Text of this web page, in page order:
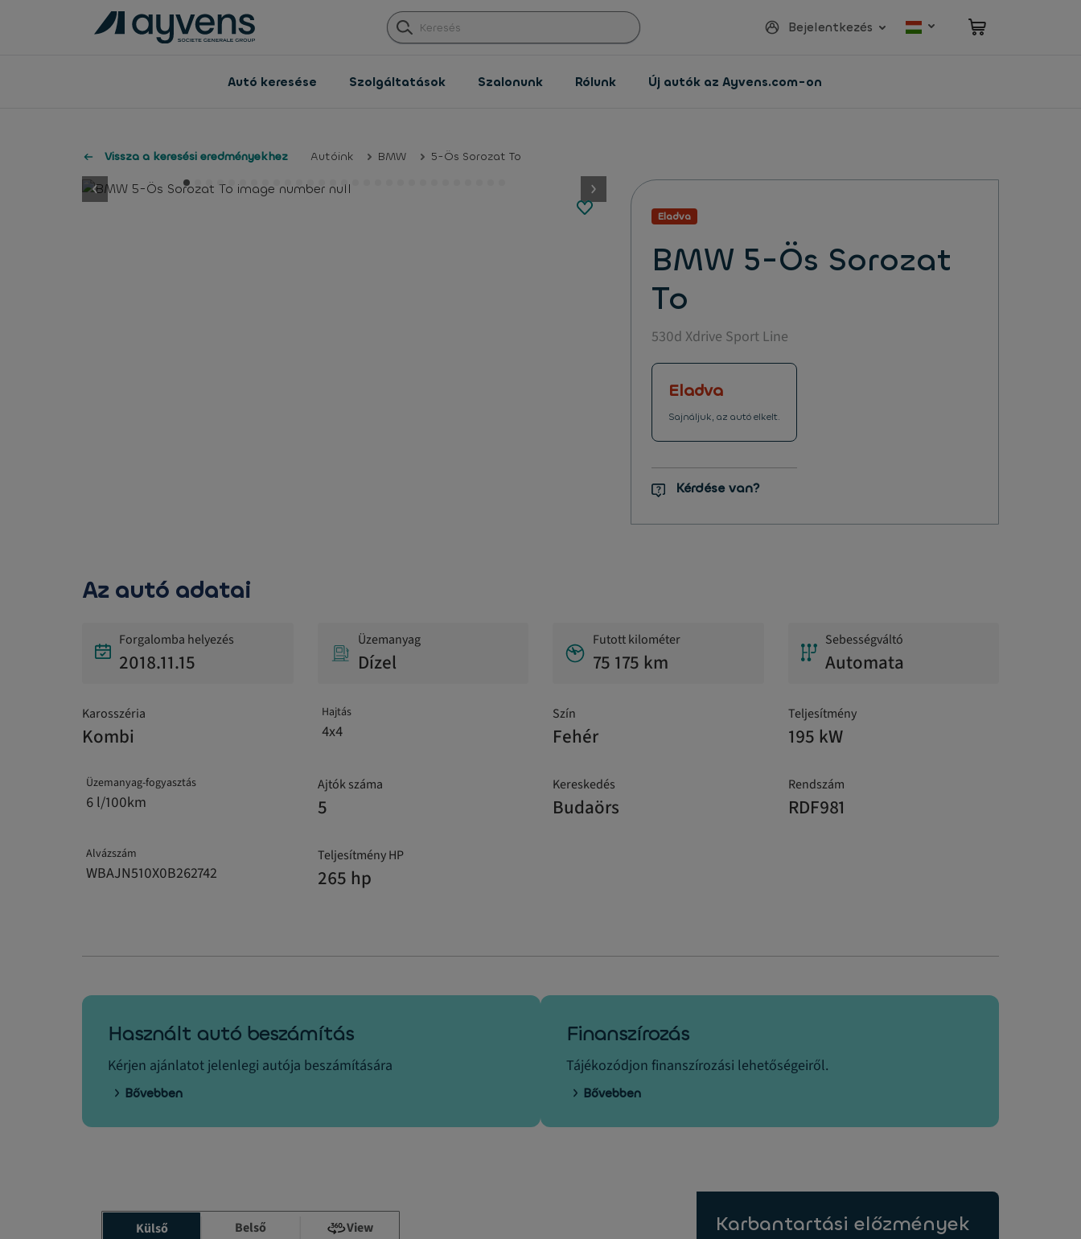
Bejelentkezés
Autó keresése Szolgáltatások Szalonunk Rólunk Új autók az Ayvens.com-on
Vissza a keresési eredményekhez Autóink BMW 5-Ös Sorozat To
button.previous button.next
Eladva
BMW 5-Ös Sorozat
To
530d Xdrive Sport Line
Eladva
Sajnáljuk, az autó elkelt.
Kérdése van?
Az autó adatai
Forgalomba helyezés
2018.11.15
Üzemanyag
Dízel
Futott kilométer
75 175 km
Sebességváltó
Automata
Karosszéria
Kombi
Hajtás
4x4
Szín
Fehér
Teljesítmény
195 kW
Üzemanyag-fogyasztás
6 l/100km
Ajtók száma
5
Kereskedés
Budaörs
Rendszám
RDF981
Alvázszám
WBAJN510X0B262742
Teljesítmény HP
265 hp
Használt autó beszámítás
Kérjen ajánlatot jelenlegi autója beszámítására
Bővebben
Finanszírozás
Tájékozódjon finanszírozási lehetőségeiről.
Bővebben
Külső Belső View Karbantartási előzmények